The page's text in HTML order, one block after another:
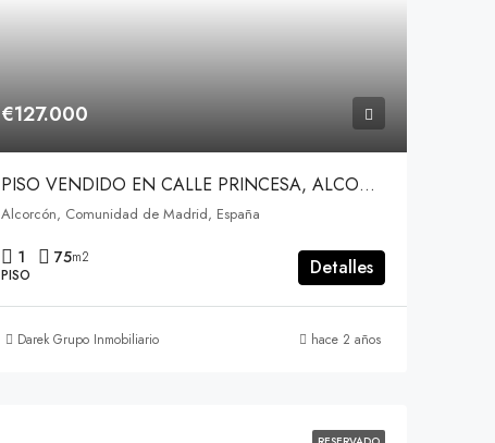
€127.000
PISO VENDIDO EN CALLE PRINCESA, ALCORCÓN
Alcorcón, Comunidad de Madrid, España
1 75m2
PISO
Detalles
Darek Grupo Inmobiliario hace 2 años